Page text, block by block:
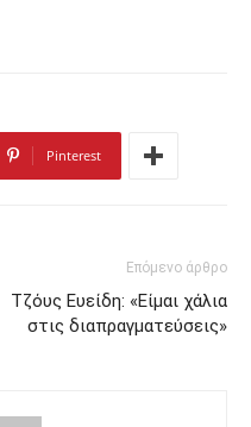
Pinterest
Επόμενο άρθρο
Τζόυς Ευείδη: «Είμαι χάλια
στις διαπραγματεύσεις»